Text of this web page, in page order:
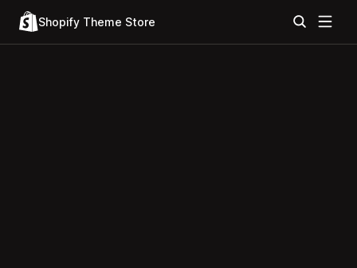
Shopify Theme Store